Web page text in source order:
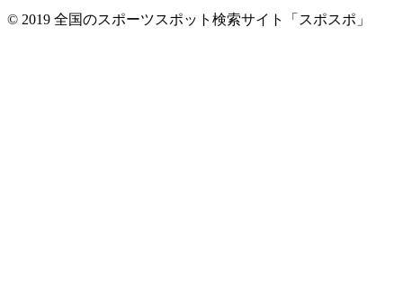
© 2019 全国のスポーツスポット検索サイト「スポスポ」